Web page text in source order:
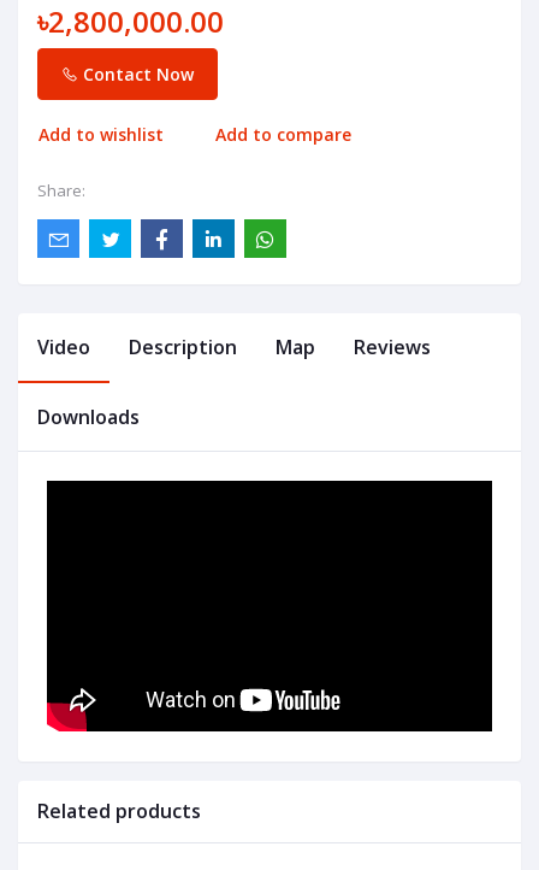
৳2,800,000.00
Contact Now
Add to wishlist Add to compare
Share:
Video Description Map Reviews
Downloads
Related products